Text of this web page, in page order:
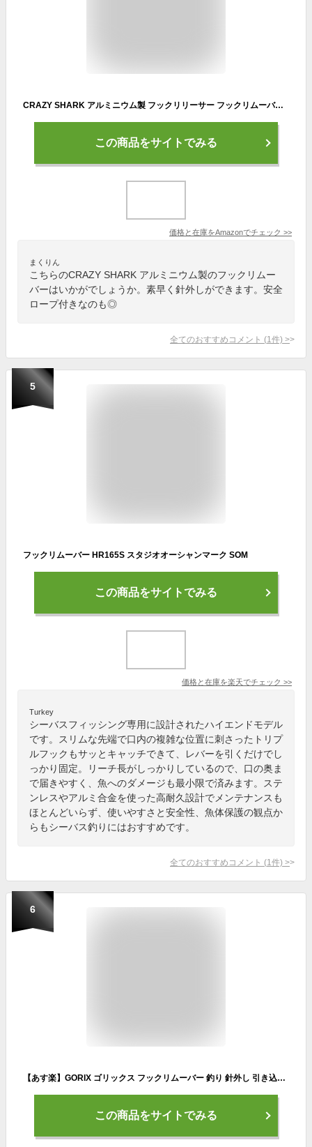
CRAZY SHARK アルミニウム製 フックリリーサー フックリムーバー クイック針外し軽量型 携帯便利 フィッシングツール安全ロープ付き
この商品をサイトでみる
価格と在庫をAmazonでチェック >>
まくりん
こちらのCRAZY SHARK アルミニウム製のフックリムー
バーはいかがでしょうか。素早く針外しができます。安全
ロープ付きなのも◎
全てのおすすめコメント (1 件) >
5
フックリムーバー HR165S スタジオオーシャンマーク SOM
この商品をサイトでみる
価格と在庫を楽天でチェック >>
Turkey
シーバスフィッシング専用に設計されたハイエンドモデル
です。スリムな先端で口内の複雑な位置に刺さったトリプ
ルフックもサッとキャッチできて、レバーを引くだけでし
っかり固定。リーチ長がしっかりしているので、口の奥ま
で届きやすく、魚へのダメージも最小限で済みます。ステ
ンレスやアルミ合金を使った高耐久設計でメンテナンスも
ほとんどいらず、使いやすさと安全性、魚体保護の観点か
らもシーバス釣りにはおすすめです。
全てのおすすめコメント (1 件) >
6
【あす楽】GORIX ゴリックス フックリムーバー 釣り 針外し 引き込みフック (GFT-049) Tグリップ 回転フック 伸縮 軽量 釣り針外し バス 釣り フィッシング 魚の針外し工具 錆びに強い
この商品をサイトでみる